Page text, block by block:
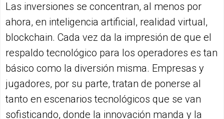
Las inversiones se concentran, al menos por
ahora, en inteligencia artificial, realidad virtual,
blockchain. Cada vez da la impresión de que el
respaldo tecnológico para los operadores es tan
básico como la diversión misma. Empresas y
jugadores, por su parte, tratan de ponerse al
tanto en escenarios tecnológicos que se van
sofisticando, donde la innovación manda y la